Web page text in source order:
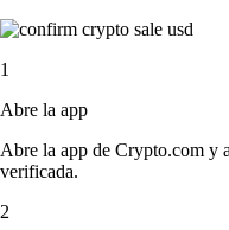
1
Abre la app
Abre la app de Crypto.com y
verificada.
2